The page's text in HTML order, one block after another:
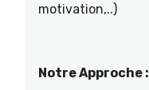
motivation,..)
Notre Approche :